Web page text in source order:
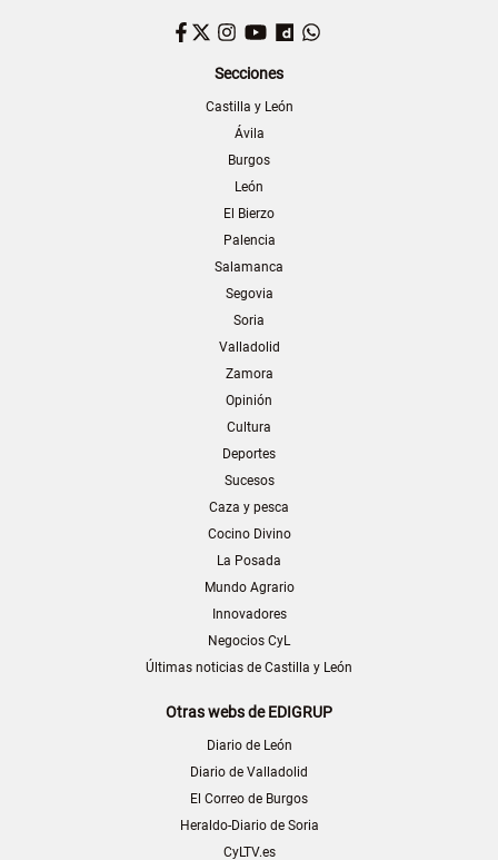
Facebook
TwitterInstagram
YouTubeDailymotion
Secciones
Castilla y León
Ávila
Burgos
León
El Bierzo
Palencia
Salamanca
Segovia
Soria
Valladolid
Zamora
Opinión
Cultura
Deportes
Sucesos
Caza y pesca
Cocino Divino
La Posada
Mundo Agrario
Innovadores
Negocios CyL
Últimas noticias de Castilla y León
Otras webs de EDIGRUP
Diario de León
Diario de Valladolid
El Correo de Burgos
Heraldo-Diario de Soria
CyLTV.es